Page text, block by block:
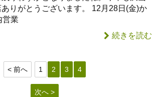
りがとうございます。 12月28日(金)か
営業
続きを読む
< 前へ 1 2 3 4
次へ >